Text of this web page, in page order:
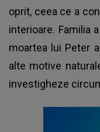
oprit, ceea ce a
interioare. Familia
moartea lui Peter
alte motive
investigheze